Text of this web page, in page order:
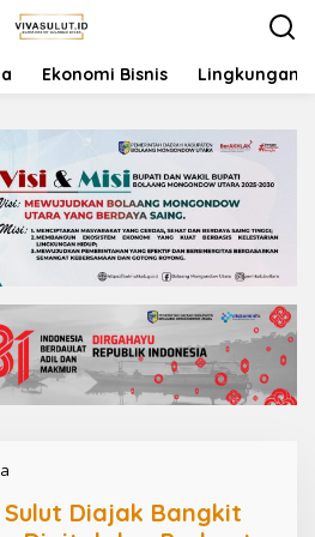
Ekonomi Bisnis Lingkungan
r
Diajak Bangkit